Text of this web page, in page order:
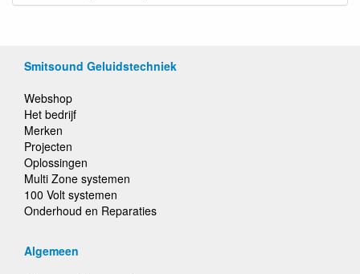
Smitsound Geluidstechniek
Webshop
Het bedrijf
Merken
Projecten
Oplossingen
Multi Zone systemen
100 Volt systemen
Onderhoud en Reparaties
Algemeen